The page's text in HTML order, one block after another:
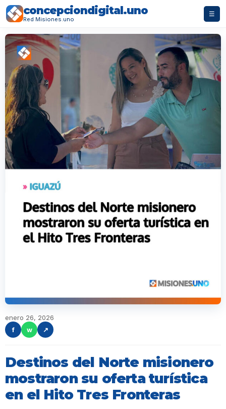
concepciondigital.uno
Red Misiones.uno
☰
enero 26, 2026
f
w ↗
Destinos del Norte misionero
mostraron su oferta turística
en el Hito Tres Fronteras